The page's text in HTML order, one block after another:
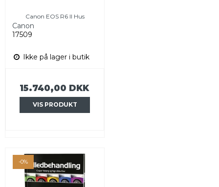
Canon EOS R6 ll Hus
Canon
17509
Ikke på lager i butik
15.740,00 DKK
VIS PRODUKT
-0%